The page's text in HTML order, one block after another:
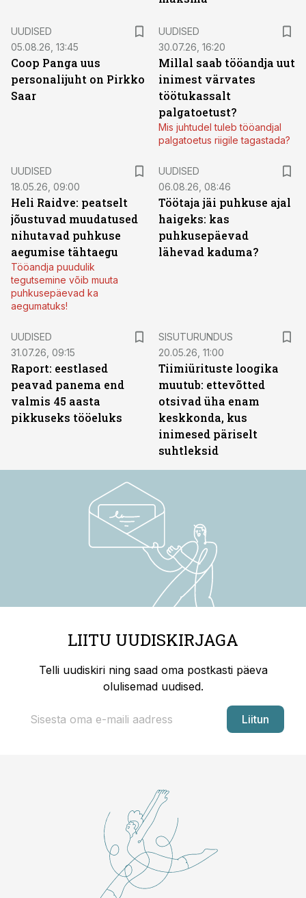
UUDISED
05.08.26, 13:45
Coop Panga uus
personalijuht on Pirkko
Saar
UUDISED
30.07.26, 16:20
Millal saab tööandja uut
inimest värvates
töötukassalt
palgatoetust?
Mis juhtudel tuleb tööandjal
palgatoetus riigile tagastada?
UUDISED
18.05.26, 09:00
Heli Raidve: peatselt
jõustuvad muudatused
nihutavad puhkuse
aegumise tähtaegu
Tööandja puudulik
tegutsemine võib muuta
puhkusepäevad ka
aegumatuks!
UUDISED
06.08.26, 08:46
Töötaja jäi puhkuse ajal
haigeks: kas
puhkusepäevad
lähevad kaduma?
UUDISED
31.07.26, 09:15
Raport: eestlased
peavad panema end
valmis 45 aasta
pikkuseks tööeluks
SISUTURUNDUS
20.05.26, 11:00
Tiimiürituste loogika
muutub: ettevõtted
otsivad üha enam
keskkonda, kus
inimesed päriselt
suhtleksid
LIITU UUDISKIRJAGA
Telli uudiskiri ning saad oma postkasti päeva
olulisemad uudised.
Liitun